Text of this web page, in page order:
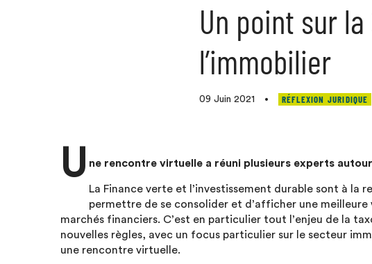
Un point sur
l’immobilier
09 Juin 2021 • RÉFLEXION JURIDIQUE
U ne rencontre virtuelle a réuni plusieurs experts
La Finance verte et l’investissement durable sont à la
permettre de se consolider et d’afficher une meilleure
marchés financiers. C’est en particulier tout l’enjeu de la
nouvelles règles, avec un focus particulier sur le secteur
une rencontre virtuelle.